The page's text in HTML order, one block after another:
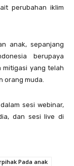
perubahan iklim
anak, sepanjang
berupaya
mitigasi yang telah
orang muda.
sesi webinar,
dan sesi live di
Pada anak